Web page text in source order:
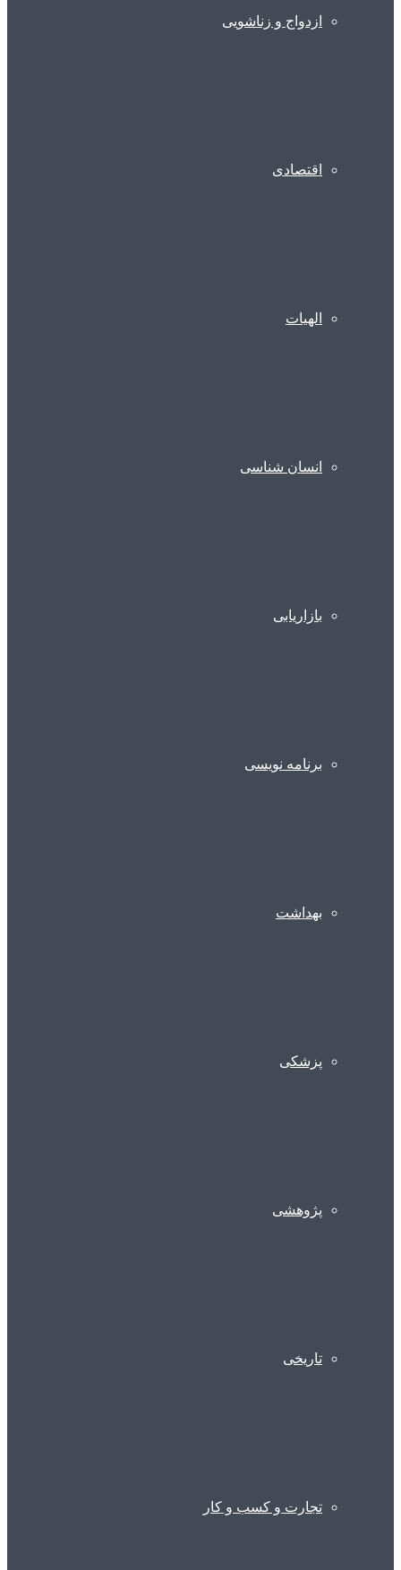
ازدواج و زناشویی
اقتصادی
الهیات
انسان شناسی
بازاریابی
برنامه نویسی
بهداشت
پزشکی
پژوهشی
تاریخی
تجارت و کسب و کار